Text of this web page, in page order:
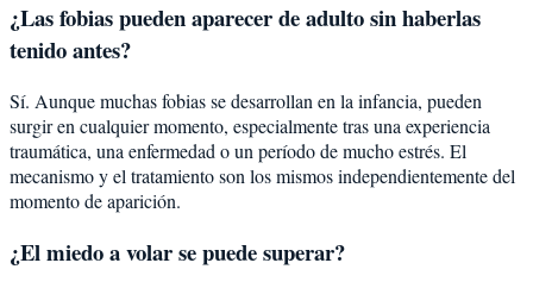
¿Las fobias pueden aparecer de adulto sin haberlas
tenido antes?
Sí. Aunque muchas fobias se desarrollan en la infancia, pueden
surgir en cualquier momento, especialmente tras una experiencia
traumática, una enfermedad o un período de mucho estrés. El
mecanismo y el tratamiento son los mismos independientemente del
momento de aparición.
¿El miedo a volar se puede superar?